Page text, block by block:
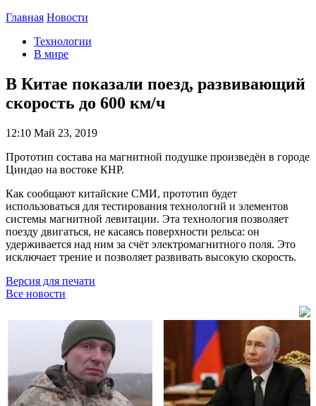
Главная Новости
Технологии
В мире
В Китае показали поезд, развивающий
скорость до 600 км/ч
12:10 Май 23, 2019
Прототип состава на магнитной подушке произведён в городе
Циндао на востоке КНР.
Как сообщают китайские СМИ, прототип будет
использоваться для тестирования технологий и элементов
системы магнитной левитации. Эта технология позволяет
поезду двигаться, не касаясь поверхности рельса: он
удерживается над ним за счёт электромагнитного поля. Это
исключает трение и позволяет развивать высокую скорость.
Версия для печати
Все новости